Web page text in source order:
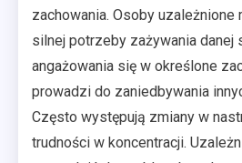
zachowania. Osoby
silnej potrzeby zażywania danej
angażowania się w określone
prowadzi do zaniedbywania
Często występują zmiany w
trudności w koncentracji.